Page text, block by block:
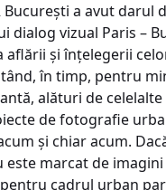
a avut darul
dialog vizual Paris –
aflării şi înţelegerii
în timp, pentru
alături de celelalte
de fotografie
şi chiar acum.
marcat de imagini
cadrul urban